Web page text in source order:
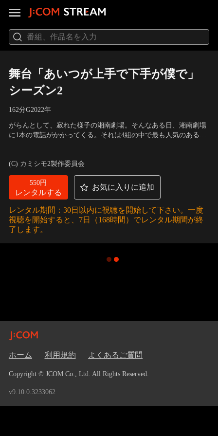
舞台「あいつが上手で下手が僕で」
シーズン2
162分G2022年
がらんとして、寂れた様子の湘南劇場。そんなある日、湘南劇場
に1本の電話がかかってくる。それは4組の中で最も人気のある、
ゲットしてしまう。番組に集められたのは、「エクソダス」の
他、二人の先輩にあたるコンビ「ラストワルツ」…。
(C) カミシモ2製作委員会
550円
レンタルする
お気に入りに追加
レンタル期間：30日以内に視聴を開始して下さい。一度
視聴を開始すると、7日（168時間）でレンタル期間が終
了します。
ホーム 利用規約 よくあるご質問
Copyright © JCOM Co., Ltd. All Rights Reserved.
v9.10.0.3233062